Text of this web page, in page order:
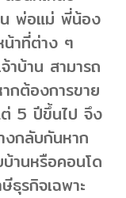
น พ่อแม่ พี่น้อง
น้าที่ต่าง ๆ
าบ้าน สามารถ
กต้องการขาย
5 ปีขึ้นไป จึง
งกลับกันหาก
านหรือคอนโด
รกิจเฉพาะ